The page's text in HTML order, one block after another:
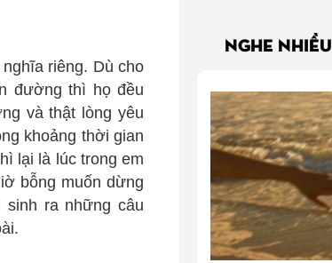
riêng. Dù cho
đường thì họ đều
và thật lòng yêu
khoảng thời gian
lại là lúc trong em
bỗng muốn dừng
ra những câu
NGHE NHIỀU